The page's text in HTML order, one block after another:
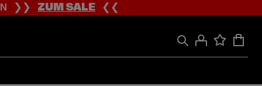
❯❯ZUM SALE❮❮